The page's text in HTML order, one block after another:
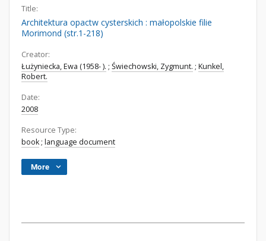
Title:
Architektura opactw cysterskich : małopolskie filie
Morimond (str.1-218)
Creator:
Łużyniecka, Ewa (1958- ). ; Świechowski, Zygmunt. ; Kunkel,
Robert.
Date:
2008
Resource Type:
book; language document
More